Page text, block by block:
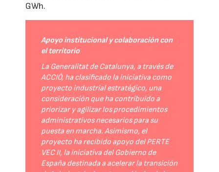
GWh.
Apoyo institucional y colaboración con
el territorio
La Generalitat de Catalunya, a través de
ACCIÓ, ha clasificado la iniciativa como
proyecto industrial estratégico, una
consideración que ha contribuido a
priorizar y agilizar los procedimientos
administrativos necesarios para su
puesta en marcha. Asimismo, el
proyecto ha recibido apoyo del PERTE
VEC II, la iniciativa del Gobierno de
España destinada a acelerar la transición